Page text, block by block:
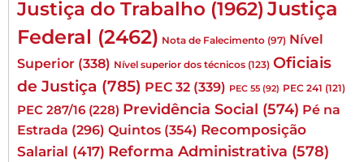
Justiça do Trabalho (1962) Justiça
Federal (2462) Nota de Falecimento (97) Nível
Superior (338) Nível superior dos técnicos (123) Oficiais
de Justiça (785) PEC 32 (339) PEC 55 (92) PEC 241 (121)
PEC 287/16 (228) Previdência Social (574) Pé na
Estrada (296) Quintos (354) Recomposição
Salarial (417) Reforma Administrativa (578)